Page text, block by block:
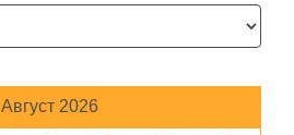
Август 2026